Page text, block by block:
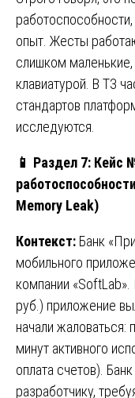
опыт. Жесты
слишком
клавиатурой. В ТЗ
стандартов
исследуются.
📱 Раздел 7: Кейс
Memory Leak)
Контекст: Банк
мобильного
компании
руб.) приложение
начали
минут активного
оплата счетов).
разработчику,